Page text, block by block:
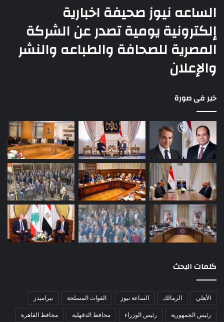
الساعه نيوز صحيفة اخبارية
إلكترونية يومية تصدر عن الشركة
المصرية للصحافة والطباعه والنشر
والإعلان
خبر فى صورة
كلمات البحث
الأهلي الزمالك الساعة نيوز القوات المسلحة
بيراميدز
رئيس الجمهورية
رئيس الوزراء محافظ الدقهلية
محافظ القاهرة